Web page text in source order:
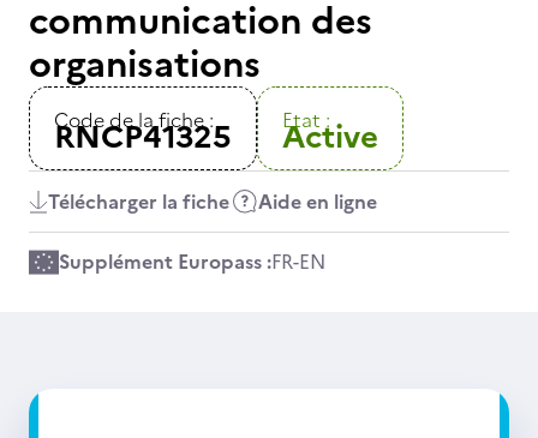
communication des
organisations
Code de la fiche :
RNCP41325 Etat :
Active
Télécharger la fiche Aide en ligne
Supplément Europass :FR-EN